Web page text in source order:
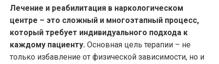
Лечение и реабилитация в наркологическом
центре – это сложный и многоэтапный процесс,
который требует индивидуального подхода к
каждому пациенту. Основная цель терапии – не
только избавление от физической зависимости, но и